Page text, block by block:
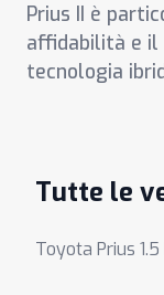
Prius II è
affidabilità e
tecnologia
Tutte le
Toyota Prius 1.5